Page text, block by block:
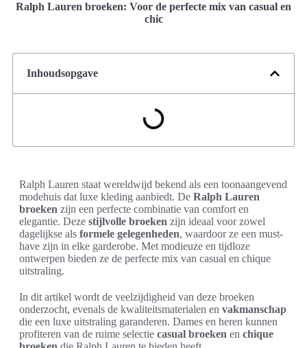
Ralph Lauren broeken: Voor de perfecte mix van casual en
chic
Inhoudsopgave
Ralph Lauren staat wereldwijd bekend als een toonaangevend
modehuis dat luxe kleding aanbiedt. De Ralph Lauren
broeken zijn een perfecte combinatie van comfort en
elegantie. Deze stijlvolle broeken zijn ideaal voor zowel
dagelijkse als formele gelegenheden, waardoor ze een must-
have zijn in elke garderobe. Met modieuze en tijdloze
ontwerpen bieden ze de perfecte mix van casual en chique
uitstraling.
In dit artikel wordt de veelzijdigheid van deze broeken
onderzocht, evenals de kwaliteitsmaterialen en vakmanschap
die een luxe uitstraling garanderen. Dames en heren kunnen
profiteren van de ruime selectie casual broeken en chique